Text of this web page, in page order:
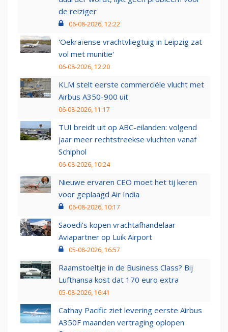
de reiziger
06-08-2026, 12:22
'Oekraïense vrachtvliegtuig in Leipzig zat
vol met munitie'
06-08-2026, 12:20
KLM stelt eerste commerciële vlucht met
Airbus A350-900 uit
06-08-2026, 11:17
TUI breidt uit op ABC-eilanden: volgend
jaar meer rechtstreekse vluchten vanaf
Schiphol
06-08-2026, 10:24
Nieuwe ervaren CEO moet het tij keren
voor geplaagd Air India
06-08-2026, 10:17
Saoedi’s kopen vrachtafhandelaar
Aviapartner op Luik Airport
05-08-2026, 16:57
Raamstoeltje in de Business Class? Bij
Lufthansa kost dat 170 euro extra
05-08-2026, 16:41
Cathay Pacific ziet levering eerste Airbus
A350F maanden vertraging oplopen